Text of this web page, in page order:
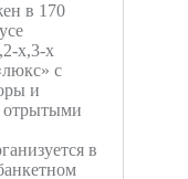
в 170
х,3-х
с
и
отрытыми
в